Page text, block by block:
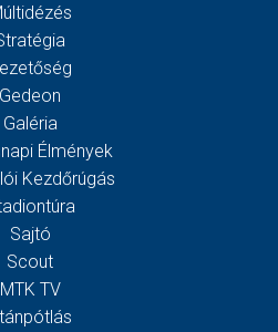
Gedeon
Galéria
Élmények
Kezdőrúgás
Sajtó
Scout
MTK TV